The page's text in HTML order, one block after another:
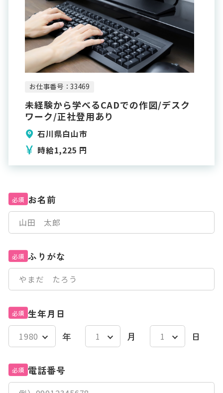
お仕事番号：33469
未経験から学べるCADでの作図/デスク
ワーク/正社登用あり
石川県白山市
時給1,225 円
必須 お名前
必須 ふりがな
必須 生年月日
年
月 日
必須 電話番号